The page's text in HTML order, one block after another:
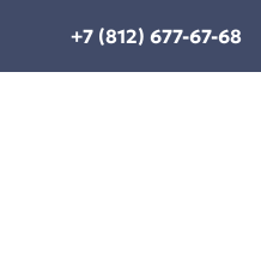
+7 (812) 677-67-68